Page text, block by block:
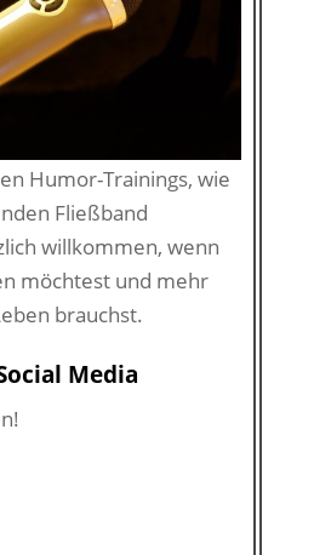
Humor-Trainings, wie
Fließband
willkommen, wenn
möchtest und mehr
brauchst.
Media